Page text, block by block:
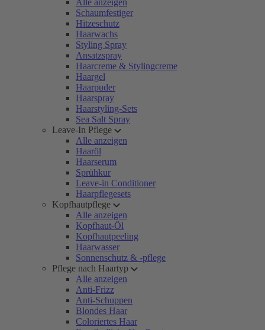
Alle anzeigen
Schaumfestiger
Hitzeschutz
Haarwachs
Styling Spray
Ansatzspray
Haarcreme & Stylingcreme
Haargel
Haarpuder
Haarspray
Haarstyling-Sets
Sea Salt Spray
Leave-In Pflege
Alle anzeigen
Haaröl
Haarserum
Sprühkur
Leave-in Conditioner
Haarpflegesets
Kopfhautpflege
Alle anzeigen
Kopfhaut-Öl
Kopfhautpeeling
Haarwasser
Sonnenschutz & -pflege
Pflege nach Haartyp
Alle anzeigen
Anti-Frizz
Anti-Schuppen
Blondes Haar
Coloriertes Haar